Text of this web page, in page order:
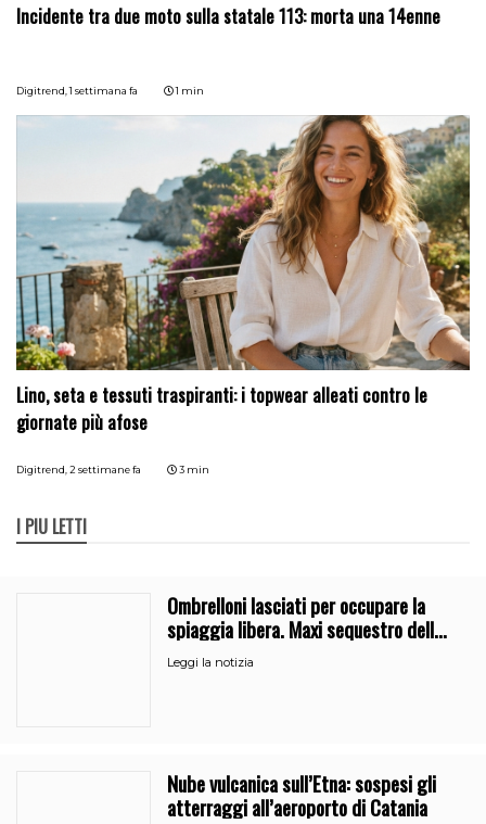
Incidente tra due moto sulla statale 113: morta una 14enne
Digitrend,1 settimana fa 1 min
Lino, seta e tessuti traspiranti: i topwear alleati contro le
giornate più afose
Digitrend, 2 settimane fa 3 min
I PIÙ LETTI
Ombrelloni lasciati per occupare la
spiaggia libera. Maxi sequestro della
Guardia Costiera
Leggi la notizia
Nube vulcanica sull’Etna: sospesi gli
atterraggi all’aeroporto di Catania